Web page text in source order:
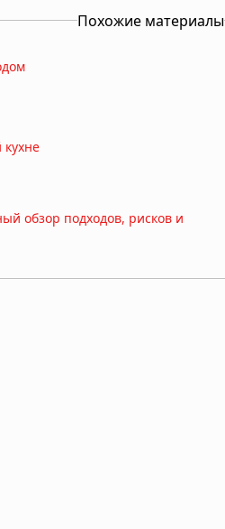
Похожие материалы
обзор подходов, рисков и